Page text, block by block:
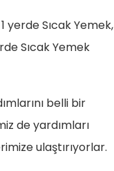
yerde Sıcak Yemek,
Sıcak Yemek
belli bir
de yardımları
ulaştırıyorlar.